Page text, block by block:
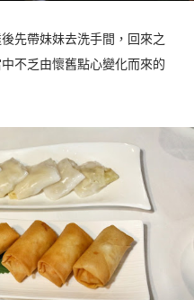
先帶妹妹去洗手間，回來之
不乏由懷舊點心變化而來的